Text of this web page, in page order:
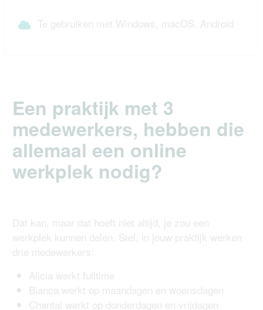
Te gebruiken met Windows, macOS, Android
Een praktijk met 3
medewerkers, hebben die
allemaal een online
werkplek nodig?
Dat kan, maar dat hoeft niet altijd, je zou een
werkplek kunnen delen. Stel, in jouw praktijk werken
drie medewerkers:
Alicia werkt fulltime
Bianca werkt op maandagen en woensdagen
Chantal werkt op donderdagen en vrijdagen